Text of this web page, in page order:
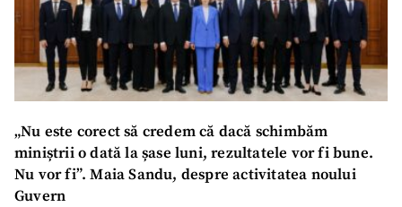
„Nu este corect să credem că dacă schimbăm
miniștrii o dată la șase luni, rezultatele vor fi bune.
Nu vor fi”. Maia Sandu, despre activitatea noului
Guvern